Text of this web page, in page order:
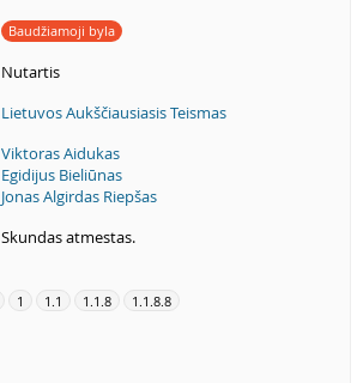
Baudžiamoji byla
Nutartis
Lietuvos Aukščiausiasis Teismas
Viktoras Aidukas
Egidijus Bieliūnas
Jonas Algirdas Riepšas
Skundas atmestas.
1 1.1 1.1.8 1.1.8.8